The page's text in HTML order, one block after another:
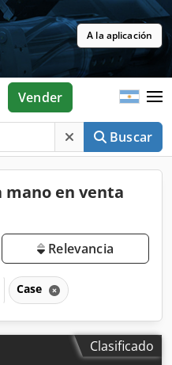
A la aplicación
Buscar
Vender
mano en venta
Relevancia
Case
Clasificado